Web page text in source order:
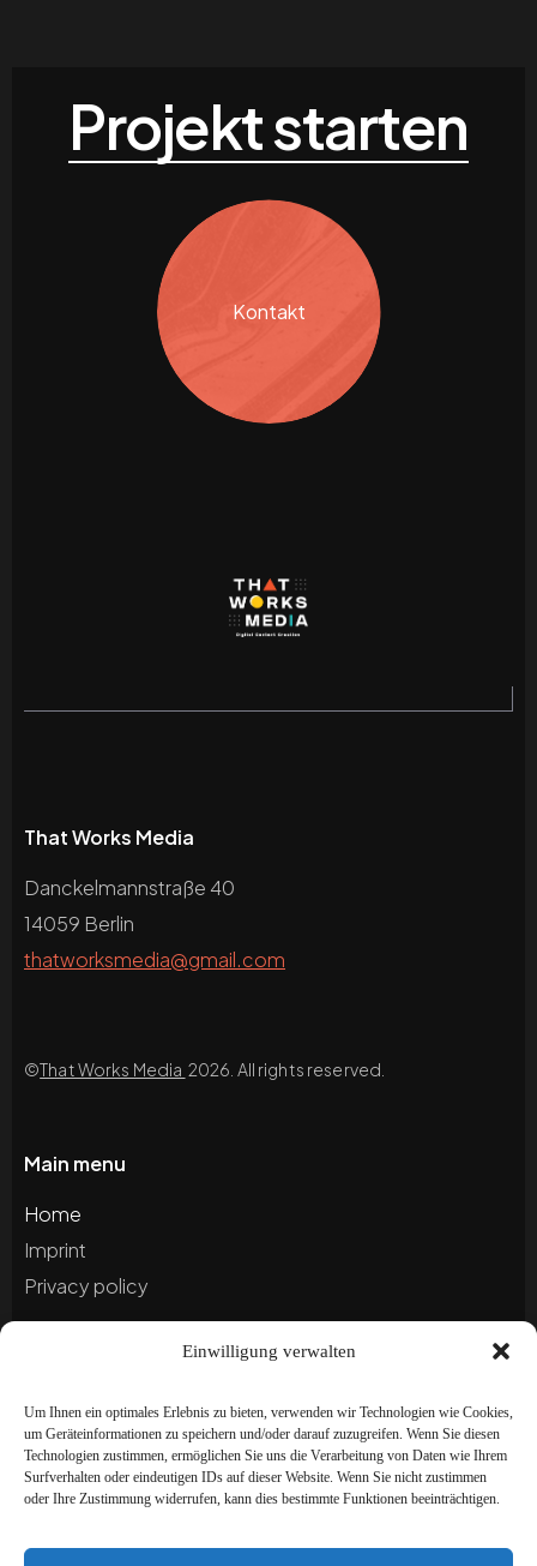
Einwilligung verwalten
Um Ihnen ein optimales Erlebnis zu bieten, verwenden wir Technologien wie Cookies,
um Geräteinformationen zu speichern und/oder darauf zuzugreifen. Wenn Sie diesen
Technologien zustimmen, ermöglichen Sie uns die Verarbeitung von Daten wie Ihrem
Surfverhalten oder eindeutigen IDs auf dieser Website. Wenn Sie nicht zustimmen
oder Ihre Zustimmung widerrufen, kann dies bestimmte Funktionen beeinträchtigen.
Projekt starten
Kontakt
That Works Media
Danckelmannstraße 40
14059 Berlin
thatworksmedia@gmail.com
©That Works Media 2026. All rights reserved.
Main menu
Home
Imprint
Privacy policy
Newsletter
receive special offers!